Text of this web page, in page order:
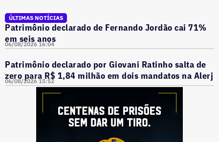
ÚLTIMAS NOTÍCIAS
Patrimônio declarado de Fernando Jordão cai 71%
em seis anos
06/08/2026 16:04
Patrimônio declarado por Giovani Ratinho salta de
zero para R$ 1,84 milhão em dois mandatos na Alerj
06/08/2026 15:52